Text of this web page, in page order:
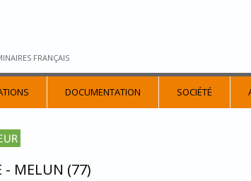
FRANÇAIS
DOCUMENTATION SOCIÉTÉ
- MELUN (77)